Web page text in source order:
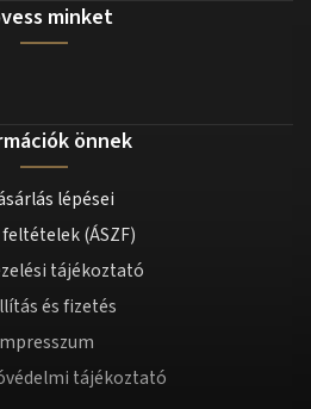
minket
önnek
lépései
(ÁSZF)
tájékoztató
és fizetés
tájékoztató